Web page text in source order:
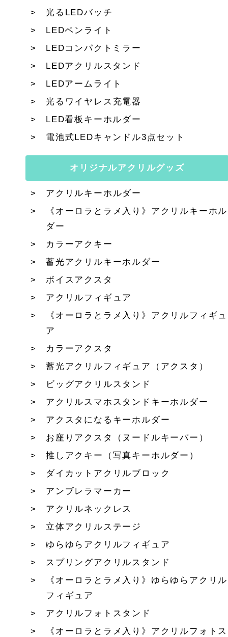
光るLEDバッチ
LEDペンライト
LEDコンパクトミラー
LEDアクリルスタンド
LEDアームライト
光るワイヤレス充電器
LED看板キーホルダー
電池式LEDキャンドル3点セット
オリジナルアクリルグッズ
アクリルキーホルダー
《オーロラとラメ入り》アクリルキーホル
ダー
カラーアクキー
蓄光アクリルキーホルダー
ボイスアクスタ
アクリルフィギュア
《オーロラとラメ入り》アクリルフィギュ
ア
カラーアクスタ
蓄光アクリルフィギュア（アクスタ）
ビッグアクリルスタンド
アクリルスマホスタンドキーホルダー
アクスタになるキーホルダー
お座りアクスタ（ヌードルキーパー）
推しアクキー（写真キーホルダー）
ダイカットアクリルブロック
アンブレラマーカー
アクリルネックレス
立体アクリルステージ
ゆらゆらアクリルフィギュア
スプリングアクリルスタンド
《オーロラとラメ入り》ゆらゆらアクリル
フィギュア
アクリルフォトスタンド
《オーロラとラメ入り》アクリルフォトス